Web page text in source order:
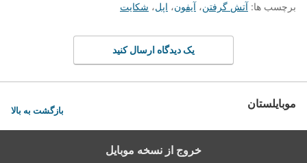
برچسب ها: آتش گرفتن، آیفون، اپل، شکایت
یک دیدگاه ارسال کنید
موبایلستان بازگشت به بالا
خروج از نسخه موبایل